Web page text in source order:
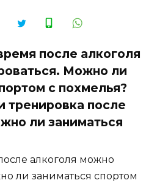
после алкоголя
Можно ли
с похмелья?
тренировка после
ли заниматься
алкоголя можно
ли заниматься спортом